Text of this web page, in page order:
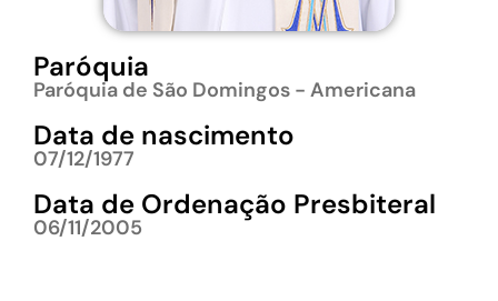
Paróquia
Paróquia de São Domingos - Americana
Data de nascimento
07/12/1977
Data de Ordenação Presbiteral
06/11/2005